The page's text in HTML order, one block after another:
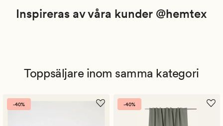
Inspireras av våra kunder @hemtex
Toppsäljare inom samma kategori
-40% -40%